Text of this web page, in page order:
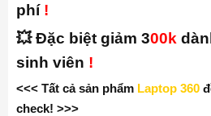
phí !
💥 Đặc biệt giảm 300k
sinh viên !
<<< Tất cả sản phẩm Laptop 360
check! >>>